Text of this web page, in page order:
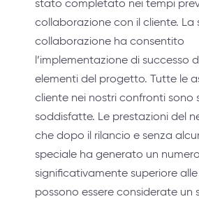
stato completato nei tempi
collaborazione con il cliente. La
collaborazione ha consentito
l’implementazione di successo
elementi del progetto. Tutte le
cliente nei nostri confronti sono
soddisfatte. Le prestazioni del
che dopo il rilancio e senza
speciale ha generato un
significativamente superiore alle
possono essere considerate un